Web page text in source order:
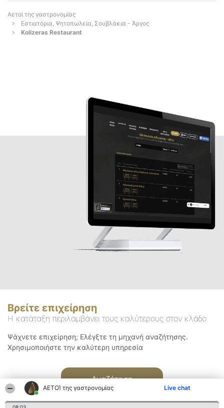
ΑΕΤΟΊ της γαστρονομίας Live chat
Αετοί της γαστρονομίας
Εστιατόρια, Ψητοπωλεία, Σουβλάκια - Άργος
Kolizeras Restaurant
Βρείτε επιχείρηση
Η κατάταξη περιλαμβάνει τους καλύτερους στον κλάδο
Ψάχνετε επιχείρηση; Ελέγξτε τη μηχανή αναζήτησης.
Χρησιμοποιήστε την καλύτερη υπηρεσία
Αναζήτηση